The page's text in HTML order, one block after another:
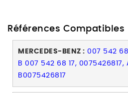
Références Compatibles
MERCEDES-BENZ : 007 542 68
B 007 542 68 17, 0075426817,
B0075426817